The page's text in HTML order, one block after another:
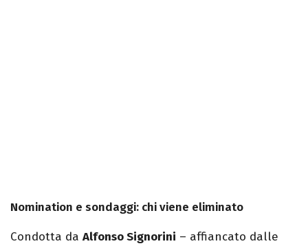
Nomination e sondaggi: chi viene eliminato
Condotta da Alfonso Signorini – affiancato dalle